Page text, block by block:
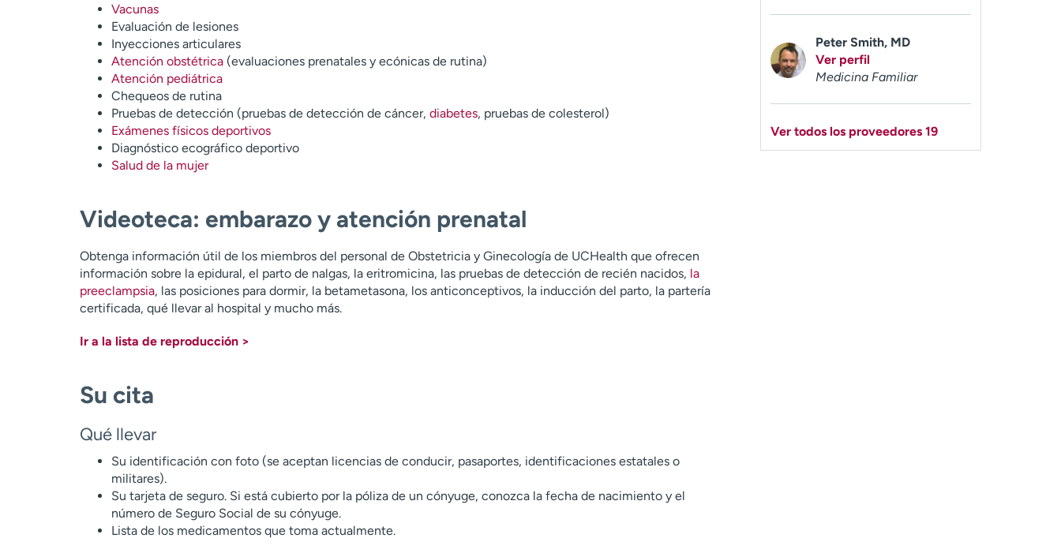
Peter Smith, MD
Ver perfil
Medicina Familiar
Ver todos los proveedores 19
Vacunas
Evaluación de lesiones
Inyecciones articulares
Atención obstétrica(evaluaciones prenatales y ecónicas de rutina)
Atención pediátrica
Chequeos de rutina
Pruebas de detección (pruebas de detección de cáncer, diabetes, pruebas de colesterol)
Exámenes físicos deportivos
Diagnóstico ecográfico deportivo
Salud de la mujer
Videoteca: embarazo y atención prenatal
Obtenga información útil de los miembros del personal de Obstetricia y Ginecología de UCHealth que ofrecen
información sobre la epidural, el parto de nalgas, la eritromicina, las pruebas de detección de recién nacidos, la
preeclampsia, las posiciones para dormir, la betametasona, los anticonceptivos, la inducción del parto, la partería
certificada, qué llevar al hospital y mucho más.
Ir a la lista de reproducción >
Su cita
Qué llevar
Su identificación con foto (se aceptan licencias de conducir, pasaportes, identificaciones estatales o
militares).
Su tarjeta de seguro. Si está cubierto por la póliza de un cónyuge, conozca la fecha de nacimiento y el
número de Seguro Social de su cónyuge.
Lista de los medicamentos que toma actualmente.